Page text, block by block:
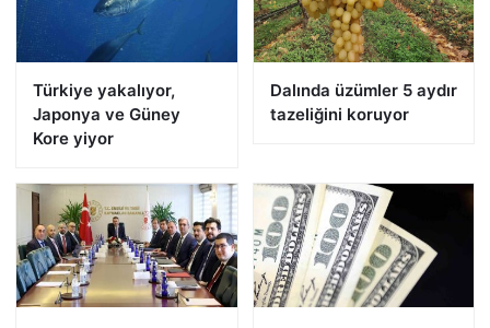
Türkiye yakalıyor,
Japonya ve Güney
Kore yiyor
Dalında üzümler 5 aydır
tazeliğini koruyor